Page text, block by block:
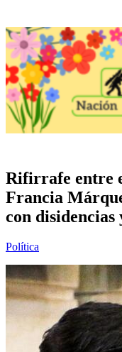
Rifirrafe entre
Francia
con disidencias
Política